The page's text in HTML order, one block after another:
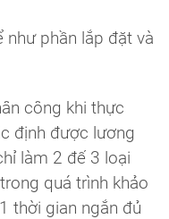
như phần lắp đặt và
công khi thực
định được lương
làm 2 đế 3 loại
quá trình khảo
thời gian ngắn đủ